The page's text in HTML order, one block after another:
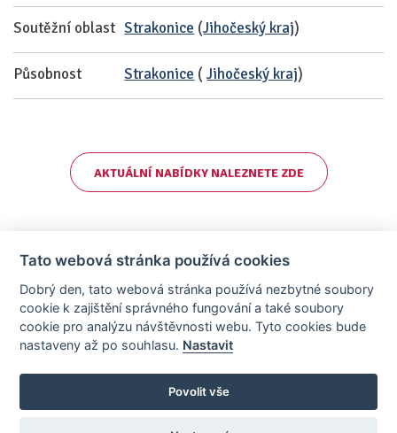
Soutěžní oblast Strakonice (Jihočeský kraj)
Působnost Strakonice (Jihočeský kraj)
AKTUÁLNÍ NABÍDKY NALEZNETE ZDE
Stránky vytvořeny v iD-SIGN
Provozovatelem tohoto serveru je společnost AllCzech Promotion, s.r.o.,
Tato webová stránka používá cookies
Dobrý den, tato webová stránka používá nezbytné soubory
cookie k zajištění správného fungování a také soubory
cookie pro analýzu návštěvnosti webu. Tyto cookies bude
nastaveny až po souhlasu. Nastavit
Povolit vše